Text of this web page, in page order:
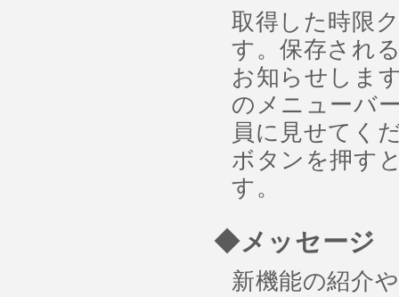
取得した時限
す。保存され
お知らせしま
のメニューバ
員に見せてく
ボタンを押す
す。
◆メッセージ
新機能の紹介